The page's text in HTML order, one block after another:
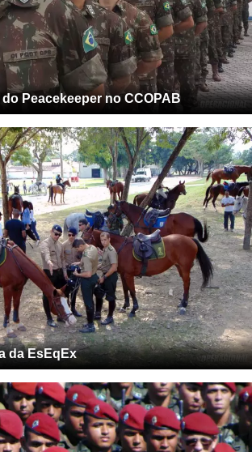
Peacekeeper no CCOPAB
da EsEqEx